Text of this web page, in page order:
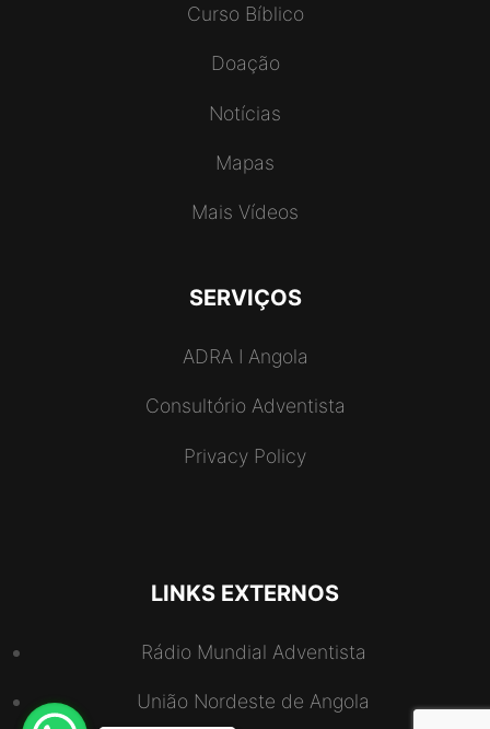
Curso Bíblico
Doação
Notícias
Mapas
Mais Vídeos
SERVIÇOS
ADRA I Angola
Consultório Adventista
Privacy Policy
LINKS EXTERNOS
Rádio Mundial Adventista
União Nordeste de Angola